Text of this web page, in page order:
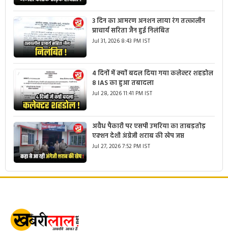
3 दिन का आमरण अनशन लाया रंग तत्कालीन
प्राचार्य सरिता जैन हुई निलंबित
Jul 31, 2026 8:43 PM IST
4 दिनों में क्यों बदल दिया गया कलेक्टर शहडोल
8 IAS का हुआ तबादला
Jul 28, 2026 11:41 PM IST
अवैध पैकारी पर एसपी उमरिया का ताबड़तोड़
एक्शन देशी अंग्रेजी शराब की खेप जप्त
Jul 27, 2026 7:52 PM IST